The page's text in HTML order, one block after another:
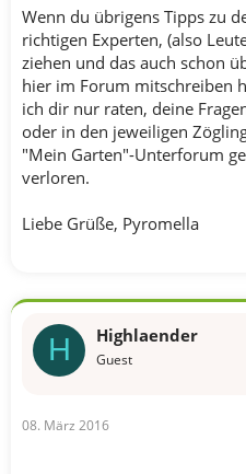
Wenn du übrigens Tipps zu
richtigen Experten, (also
ziehen und das auch schon
hier im Forum mitschreiben
ich dir nur raten, deine
oder in den jeweiligen
"Mein Garten"-Unterforum
verloren.
Liebe Grüße, Pyromella
H Highlaender
Guest
08. März 2016